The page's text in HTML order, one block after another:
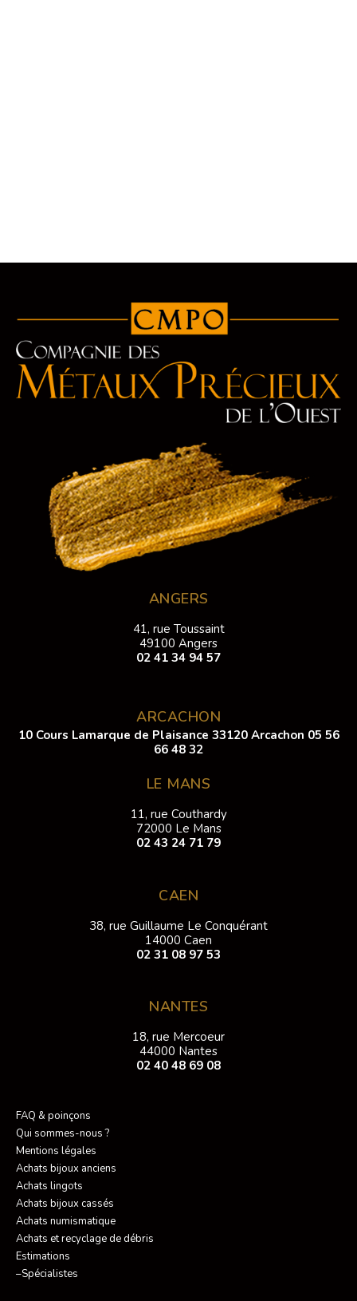
ANGERS
41, rue Toussaint
49100 Angers
02 41 34 94 57
ARCACHON
10 Cours Lamarque de Plaisance 33120 Arcachon 05 56
66 48 32
LE MANS
11, rue Couthardy
72000 Le Mans
02 43 24 71 79
CAEN
38, rue Guillaume Le Conquérant
14000 Caen
02 31 08 97 53
NANTES
18, rue Mercoeur
44000 Nantes
02 40 48 69 08
FAQ & poinçons
Qui sommes-nous ?
Mentions légales
Achats bijoux anciens
Achats lingots
Achats bijoux cassés
Achats numismatique
Achats et recyclage de débris
Estimations
–Spécialistes